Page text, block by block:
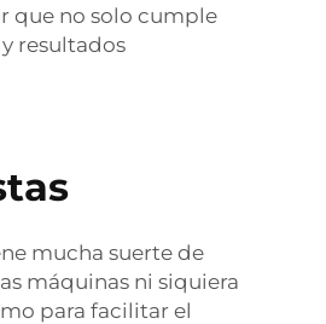
que no solo cumple
resultados
mucha suerte de
máquinas ni siquiera
para facilitar el